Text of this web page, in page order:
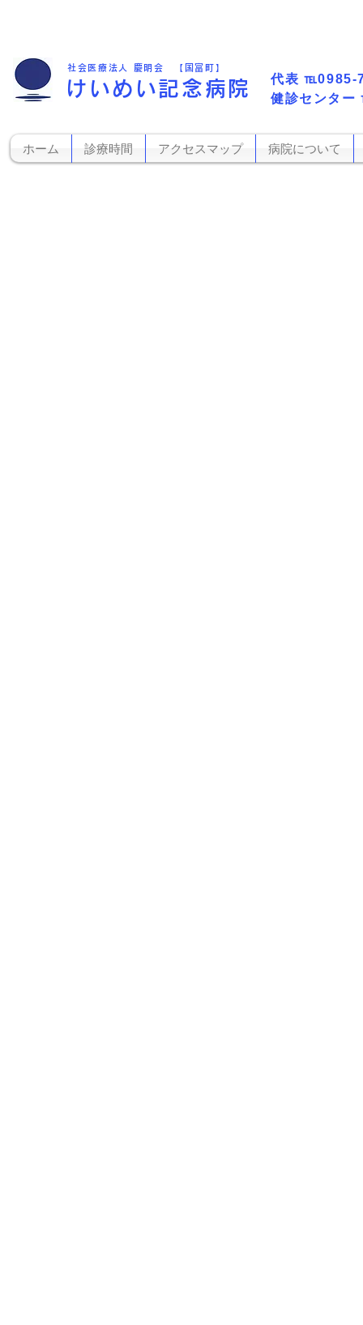
​健診センター
社会医療法人 慶明会 【国富町】
けいめい記念病院 代表​ ℡0985-
ホーム 診療時間 アクセスマップ 病院について